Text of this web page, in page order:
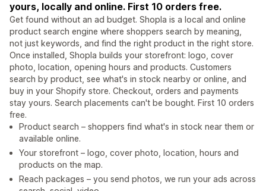
yours, locally and online. First 10 orders free.
Get found without an ad budget. Shopla is a local and online
product search engine where shoppers search by meaning,
not just keywords, and find the right product in the right store.
Once installed, Shopla builds your storefront: logo, cover
photo, location, opening hours and products. Customers
search by product, see what's in stock nearby or online, and
buy in your Shopify store. Checkout, orders and payments
stay yours. Search placements can't be bought. First 10 orders
free.
Product search – shoppers find what's in stock near them or
available online.
Your storefront – logo, cover photo, location, hours and
products on the map.
Reach packages – you send photos, we run your ads across